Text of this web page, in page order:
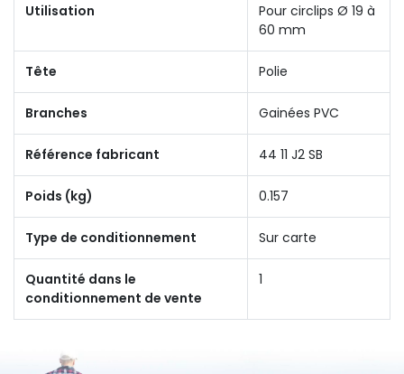
Utilisation
Pour circlips Ø 19 à
60 mm
Tête Polie
Branches Gainées PVC
Référence fabricant 44 11 J2 SB
Poids (kg) 0.157
Type de conditionnement Sur carte
Quantité dans le
conditionnement de vente
1